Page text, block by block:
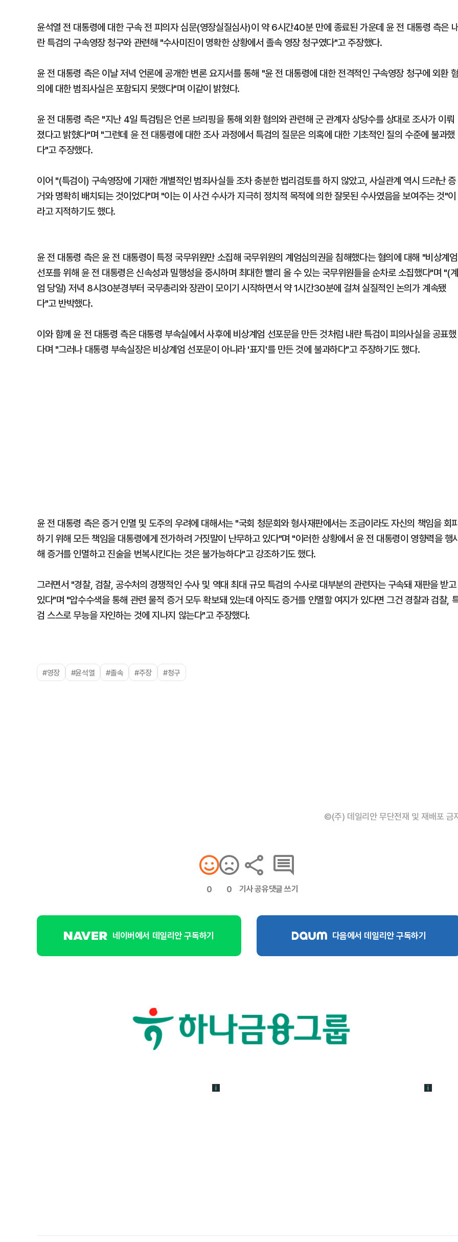
윤석열 전 대통령에 대한 구속 전 피의자 심문(영장실질심사)이 약 6시간40분 만에 종료된 가운데 윤 전 대통령 측은
란 특검의 구속영장 청구와 관련해 "수사미진이 명확한 상황에서 졸속 영장 청구였다"고 주장했다.
윤 전 대통령 측은 이날 저녁 언론에 공개한 변론 요지서를 통해 "윤 전 대통령에 대한 전격적인 구속영장 청구에 외환
의에 대한 범죄사실은 포함되지 못했다"며 이같이 밝혔다.
윤 전 대통령 측은 "지난 4일 특검팀은 언론 브리핑을 통해 외환 혐의와 관련해 군 관계자 상당수를 상대로 조사가 이뤄
졌다고 밝혔다"며 "그런데 윤 전 대통령에 대한 조사 과정에서 특검의 질문은 의혹에 대한 기초적인 질의 수준에 불과했
다"고 주장했다.
이어 "(특검이) 구속영장에 기재한 개별적인 범죄사실들 조차 충분한 법리검토를 하지 않았고, 사실관계 역시 드러난 증
거와 명확히 배치되는 것이었다"며 "이는 이 사건 수사가 지극히 정치적 목적에 의한 잘못된 수사였음을 보여주는 것"이
라고 지적하기도 했다.
윤 전 대통령 측은 윤 전 대통령이 특정 국무위원만 소집해 국무위원의 계엄심의권을 침해했다는 혐의에 대해 "비상계엄
선포를 위해 윤 전 대통령은 신속성과 밀행성을 중시하며 최대한 빨리 올 수 있는 국무위원들을 순차로 소집했다"며 "(계
엄 당일) 저녁 8시30분경부터 국무총리와 장관이 모이기 시작하면서 약 1시간30분에 걸쳐 실질적인 논의가 계속됐
다"고 반박했다.
이와 함께 윤 전 대통령 측은 대통령 부속실에서 사후에 비상계엄 선포문을 만든 것처럼 내란 특검이 피의사실을 공표했
다며 "그러나 대통령 부속실장은 비상계엄 선포문이 아니라 '표지'를 만든 것에 불과하다"고 주장하기도 했다.
윤 전 대통령 측은 증거 인멸 및 도주의 우려에 대해서는 "국회 청문회와 형사재판에서는 조금이라도 자신의 책임을 회
하기 위해 모든 책임을 대통령에게 전가하려 거짓말이 난무하고 있다"며 "이러한 상황에서 윤 전 대통령이 영향력을 행
해 증거를 인멸하고 진술을 번복시킨다는 것은 불가능하다"고 강조하기도 했다.
그러면서 "경찰, 검찰, 공수처의 경쟁적인 수사 및 역대 최대 규모 특검의 수사로 대부분의 관련자는 구속돼 재판을 받고
있다"며 "압수수색을 통해 관련 물적 증거 모두 확보돼 있는데 아직도 증거를 인멸할 여지가 있다면 그건 경찰과 검찰,
검 스스로 무능을 자인하는 것에 지나지 않는다"고 주장했다.
#영장 #윤석열 #졸속 #주장 #청구
©(주) 데일리안 무단전재 및 재배포 금
0 0 기사 공유댓글 쓰기
네이버에서 데일리안 구독하기 다음에서 데일리안 구독하기